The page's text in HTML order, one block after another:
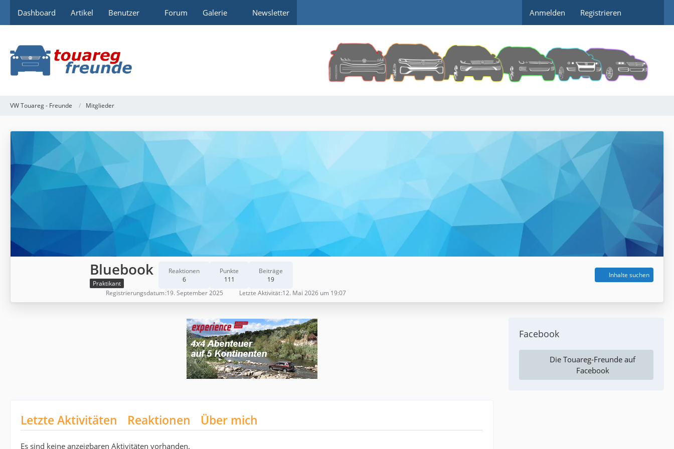
Dashboard Artikel Benutzer Forum Galerie Newsletter Anmelden Registrieren
VW Touareg - Freunde Mitglieder
Bluebook
Praktikant
Reaktionen
6
Punkte
111
Beiträge
19
Inhalte suchen
Registrierungsdatum 19. September 2025 Letzte Aktivität 12. Mai 2026 um 19:07
Letzte Aktivitäten Reaktionen Über mich
Es sind keine anzeigbaren Aktivitäten vorhanden.
Facebook
Die Touareg-Freunde auf
Facebook